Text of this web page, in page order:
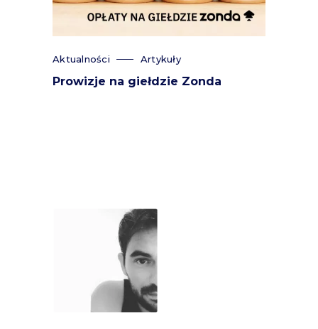
Aktualności Artykuły
Prowizje na giełdzie Zonda